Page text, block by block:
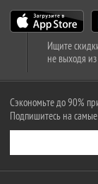
Ищите
не выходя из
Сэкономьте до 90%
Подпишитесь на